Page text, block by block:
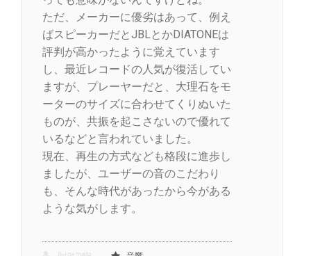
ただ、メーカーに優劣はあって、例え
ばスピーカーだとJBLとかDIATONEは
評判が高かったように覚えています
し、最近レコードの人気が復活してい
ますが、プレーヤーだと、大理石をモ
ーターのサイズに合わせてくりぬいた
ものが、共振を起こさないので優れて
いるなどと言われていました。
現在、再生の方式なども格段に進歩し
ましたが、ユーザーの音のこだわり
も、そんな時代があったから今がある
ような気がします。